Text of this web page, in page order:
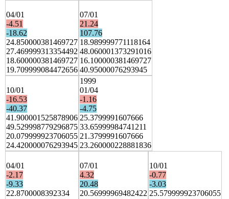
04/01
-4.51
-18.62
24.850000381469727
27.469999313354492
18.600000381469727
19.709999084472656
07/01
21.24
107.76
18.989999771118164
48.060001373291016
16.100000381469727
40.95000076293945
10/01
-16.53
-40.37
41.900001525878906
49.529998779296875
20.079999923706055
24.420000076293945
1999
01/04
-1.16
-4.75
25.3799991607666
33.65999984741211
21.3799991607666
23.260000228881836
04/01
-2.17
-9.33
22.8700008392334
07/01
4.32
20.48
20.56999969482422
10/01
-0.77
-3.03
25.579999923706055